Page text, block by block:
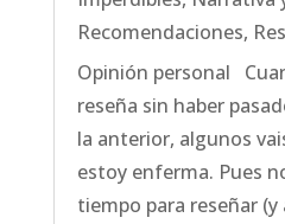
Recomendaciones,
Opinión personal
reseña sin haber
la anterior, algunos
estoy enferma. Pues
tiempo para reseñar (y